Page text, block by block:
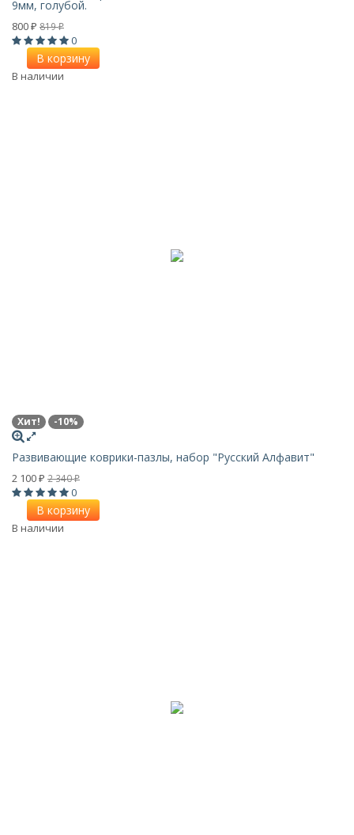
9мм, голубой.
800 ₽ 819₽
0
В корзину
В наличии
Хит! -10%
Развивающие коврики-пазлы, набор "Русский Алфавит"
2 100 ₽ 2 340₽
0
В корзину
В наличии